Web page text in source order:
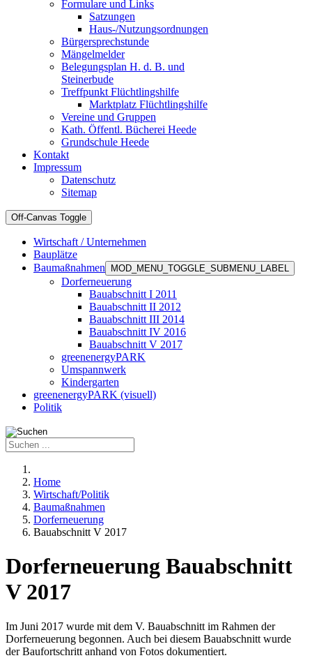
Formulare und Links
Satzungen
Haus-/Nutzungsordnungen
Bürgersprechstunde
Mängelmelder
Belegungsplan H. d. B. und
Steinerbude
Treffpunkt Flüchtlingshilfe
Marktplatz Flüchtlingshilfe
Vereine und Gruppen
Kath. Öffentl. Bücherei Heede
Grundschule Heede
Kontakt
Impressum
Datenschutz
Sitemap
Off-Canvas Toggle
Wirtschaft / Unternehmen
Bauplätze
Baumaßnahmen
MOD_MENU_TOGGLE_SUBMENU_LABEL
Dorferneuerung
Bauabschnitt I 2011
Bauabschnitt II 2012
Bauabschnitt III 2014
Bauabschnitt IV 2016
Bauabschnitt V 2017
greenenergyPARK
Umspannwerk
Kindergarten
greenenergyPARK (visuell)
Politik
Home
Wirtschaft/Politik
Baumaßnahmen
Dorferneuerung
Bauabschnitt V 2017
Dorferneuerung Bauabschnitt
V 2017
Im Juni 2017 wurde mit dem V. Bauabschnitt im Rahmen der
Dorferneuerung begonnen. Auch bei diesem Bauabschnitt wurde
der Baufortschritt anhand von Fotos dokumentiert.